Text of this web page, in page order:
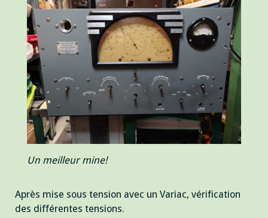
Un meilleur mine!
Après mise sous tension avec un Variac, vérification
des différentes tensions.